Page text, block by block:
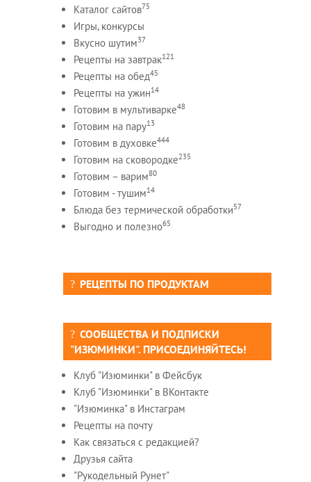
Каталог сайтов75
Игры, конкурсы
Вкусно шутим37
Рецепты на завтрак121
Рецепты на обед45
Рецепты на ужин14
Готовим в мультиварке48
Готовим на пару13
Готовим в духовке444
Готовим на сковородке235
Готовим – варим80
Готовим - тушим14
Блюда без термической обработки57
Выгодно и полезно65
РЕЦЕПТЫ ПО ПРОДУКТАМ
СООБЩЕСТВА И ПОДПИСКИ
"ИЗЮМИНКИ". ПРИСОЕДИНЯЙТЕСЬ!
Клуб "Изюминки" в Фейсбук
Клуб "Изюминки" в ВКонтакте
"Изюминка" в Инстаграм
Рецепты на почту
Как связаться с редакцией?
Друзья сайта
"Рукодельный Рунет"